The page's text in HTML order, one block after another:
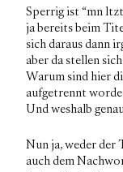
Sperrig ist “mn
ja bereits beim
sich daraus dann
aber da stellen
Warum sind hier
aufgetrennt
Und weshalb
Nun ja, weder der
auch dem